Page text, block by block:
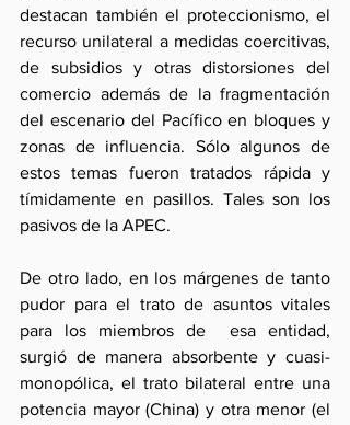
destacan también el proteccionismo, el
recurso unilateral a medidas coercitivas,
de subsidios y otras distorsiones del
comercio además de la fragmentación
del escenario del Pacífico en bloques y
zonas de influencia. Sólo algunos de
estos temas fueron tratados rápida y
tímidamente en pasillos. Tales son los
pasivos de la APEC.
De otro lado, en los márgenes de tanto
pudor para el trato de asuntos vitales
para los miembros de  esa entidad,
surgió de manera absorbente y cuasi-
monopólica, el trato bilateral entre una
potencia mayor (China) y otra menor (el